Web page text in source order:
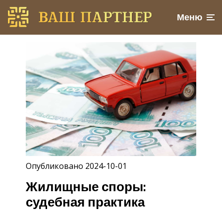
Меню
Опубликовано 2024-10-01
Жилищные споры:
судебная практика